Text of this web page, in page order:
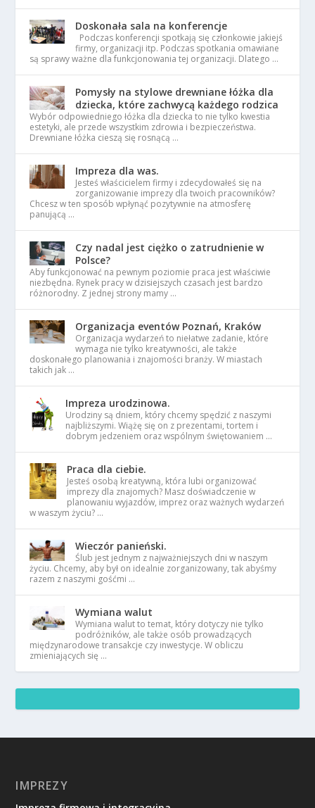
Doskonała sala na konferencje
Podczas konferencji spotkają się członkowie jakiejś
firmy, organizacji itp. Podczas spotkania omawiane
są sprawy ważne dla funkcjonowania tej organizacji. Dlatego …
Pomysły na stylowe drewniane łóżka dla
dziecka, które zachwycą każdego rodzica
Wybór odpowiedniego łóżka dla dziecka to nie tylko kwestia
estetyki, ale przede wszystkim zdrowia i bezpieczeństwa.
Drewniane łóżka cieszą się rosnącą …
Impreza dla was.
Jesteś właścicielem firmy i zdecydowałeś się na
zorganizowanie imprezy dla twoich pracowników?
Chcesz w ten sposób wpłynąć pozytywnie na atmosferę
panującą …
Czy nadal jest ciężko o zatrudnienie w
Polsce?
Aby funkcjonować na pewnym poziomie praca jest właściwie
niezbędna. Rynek pracy w dzisiejszych czasach jest bardzo
różnorodny. Z jednej strony mamy …
Organizacja eventów Poznań, Kraków
Organizacja wydarzeń to niełatwe zadanie, które
wymaga nie tylko kreatywności, ale także
doskonałego planowania i znajomości branży. W miastach
takich jak …
Impreza urodzinowa.
Urodziny są dniem, który chcemy spędzić z naszymi
najbliższymi. Wiążę się on z prezentami, tortem i
dobrym jedzeniem oraz wspólnym świętowaniem …
Praca dla ciebie.
Jesteś osobą kreatywną, która lubi organizować
imprezy dla znajomych? Masz doświadczenie w
planowaniu wyjazdów, imprez oraz ważnych wydarzeń
w waszym życiu? …
Wieczór panieński.
Ślub jest jednym z najważniejszych dni w naszym
życiu. Chcemy, aby był on idealnie zorganizowany, tak abyśmy
razem z naszymi gośćmi …
Wymiana walut
Wymiana walut to temat, który dotyczy nie tylko
podróżników, ale także osób prowadzących
międzynarodowe transakcje czy inwestycje. W obliczu
zmieniających się …
IMPREZY